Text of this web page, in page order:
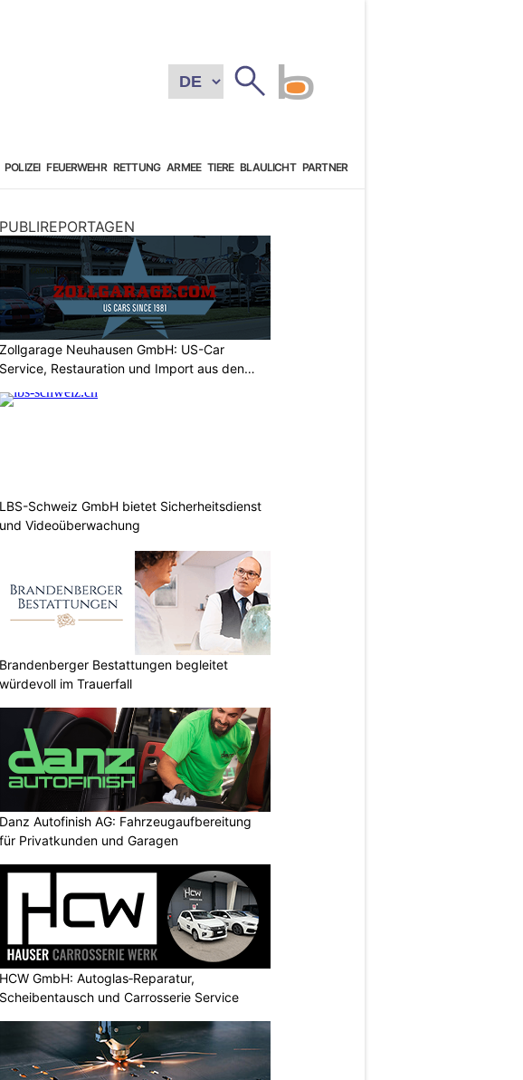
POLIZEI FEUERWEHR RETTUNG ARMEE TIERE BLAULICHT PARTNER
PUBLIREPORTAGEN
Zollgarage Neuhausen GmbH: US-Car
Service, Restauration und Import aus den
LBS-Schweiz GmbH bietet Sicherheitsdienst
und Videoüberwachung
Brandenberger Bestattungen begleitet
würdevoll im Trauerfall
Danz Autofinish AG: Fahrzeugaufbereitung
für Privatkunden und Garagen
HCW GmbH: Autoglas‑Reparatur,
Scheibentausch und Carrosserie Service